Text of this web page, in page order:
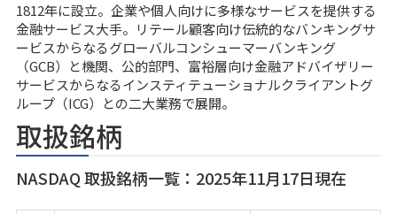
1812年に設立。企業や個人向けに多様なサービスを提供する
金融サービス大手。リテール顧客向け伝統的なバンキングサ
ービスからなるグローバルコンシューマーバンキング
（GCB）と機関、公的部門、富裕層向け金融アドバイザリー
サービスからなるインスティテューショナルクライアントグ
ループ（ICG）との二大業務で展開。
取扱銘柄
NASDAQ 取扱銘柄一覧：2025年11月17日現在